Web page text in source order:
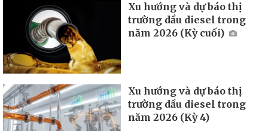
Xu hướng và dự báo thị
trường dầu diesel trong
năm 2026 (Kỳ cuối)
Xu hướng và dự báo thị
trường dầu diesel trong
năm 2026 (Kỳ 4)